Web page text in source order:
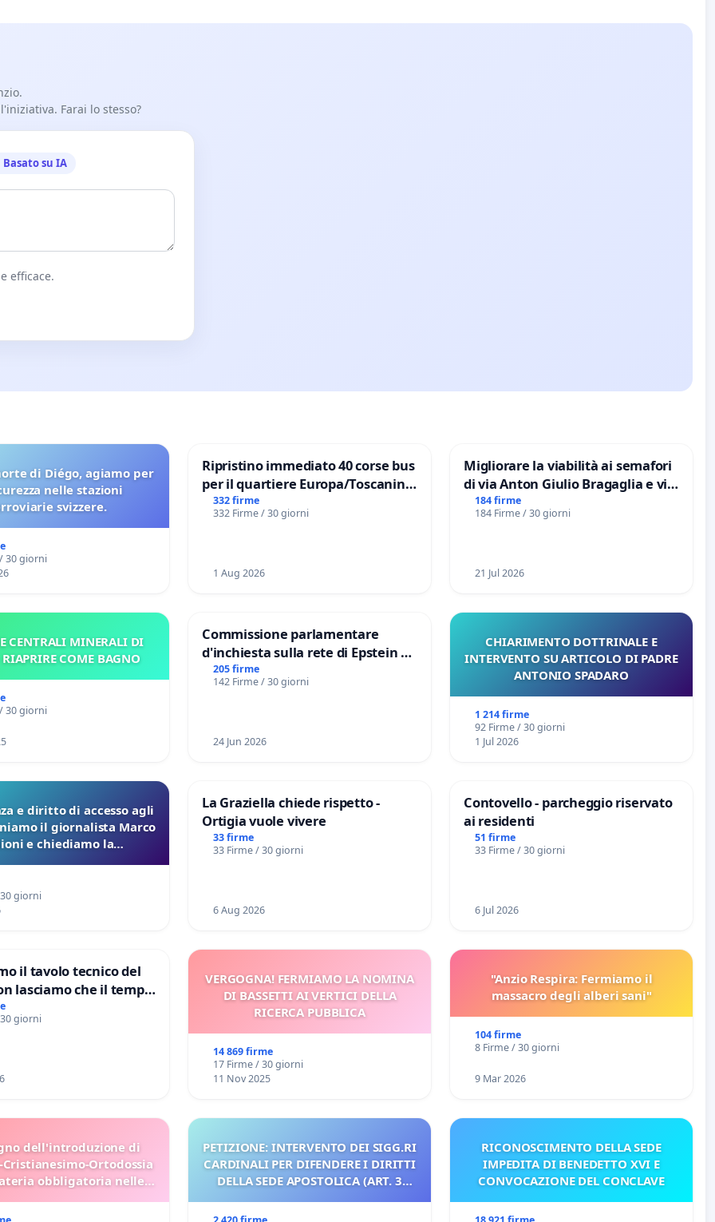
Farai lo stesso?
Basato su IA
efficace.
di Diégo, agiamo per
nelle stazioni
svizzere.
30 giorni
Ripristino immediato 40 corse bus
per il quartiere Europa/Toscanini
di Aprilia
332 firme
332 Firme / 30 giorni
1 Aug 2026
Migliorare la viabilità ai semafori
di via Anton Giulio Bragaglia e via
Tieri XV MUNICIPIO DI ROMA
184 firme
184 Firme / 30 giorni
21 Jul 2026
CENTRALI MINERALI DI
COME BAGNO
30 giorni
Commissione parlamentare
d'inchiesta sulla rete di Epstein e
del Mossad: verità sugli Epstein
Files
205 firme
142 Firme / 30 giorni
24 Jun 2026
CHIARIMENTO DOTTRINALE E
INTERVENTO SU ARTICOLO DI PADRE
ANTONIO SPADARO
1 214 firme
92 Firme / 30 giorni
1 Jul 2026
e diritto di accesso agli
il giornalista Marco
e chiediamo la
Veneta
giorni
La Graziella chiede rispetto -
Ortigia vuole vivere
33 firme
33 Firme / 30 giorni
6 Aug 2026
Contovello - parcheggio riservato
ai residenti
51 firme
33 Firme / 30 giorni
6 Jul 2026
il tavolo tecnico del
lasciamo che il tempo
ricerche di Domenico
giorni
VERGOGNA! FERMIAMO LA NOMINA
DI BASSETTI AI VERTICI DELLA
RICERCA PUBBLICA
14 869 firme
17 Firme / 30 giorni
11 Nov 2025
"Anzio Respira: Fermiamo il
massacro degli alberi sani"
104 firme
8 Firme / 30 giorni
9 Mar 2026
dell'introduzione di
Ortodossia
obbligatoria nelle
PETIZIONE: INTERVENTO DEI SIGG.RI
CARDINALI PER DIFENDERE I DIRITTI
DELLA SEDE APOSTOLICA (ART. 3
RICONOSCIMENTO DELLA SEDE
IMPEDITA DI BENEDETTO XVI E
CONVOCAZIONE DEL CONCLAVE